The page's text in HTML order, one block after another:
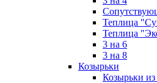
Теплица
Теплица
3 на 6
3 на 8
Козырьки
Козырьки из